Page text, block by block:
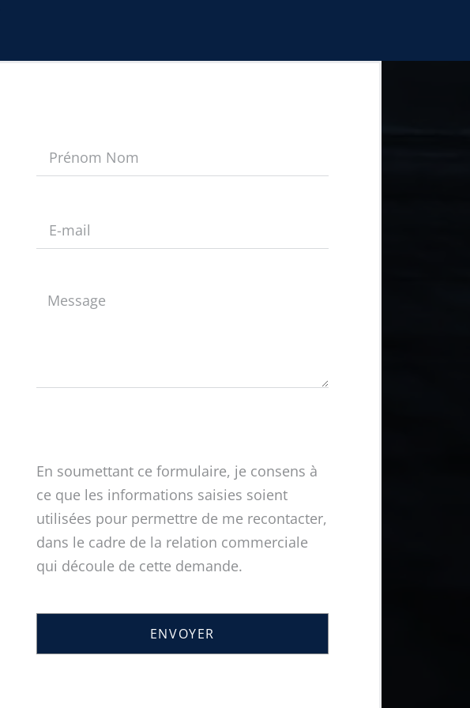
En soumettant ce formulaire, je consens à
ce que les informations saisies soient
utilisées pour permettre de me recontacter,
dans le cadre de la relation commerciale
qui découle de cette demande.
ENVOYER